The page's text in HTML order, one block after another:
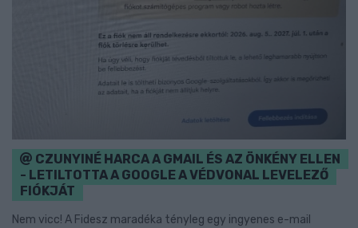
CZUNYINÉ HARCA A GMAIL ÉS AZ ÖNKÉNY ELLEN
- LETILTOTTA A GOOGLE A VÉDVONAL LEVELEZŐ
FIÓKJÁT
Nem vicc! A Fidesz maradéka tényleg egy ingyenes e-mail